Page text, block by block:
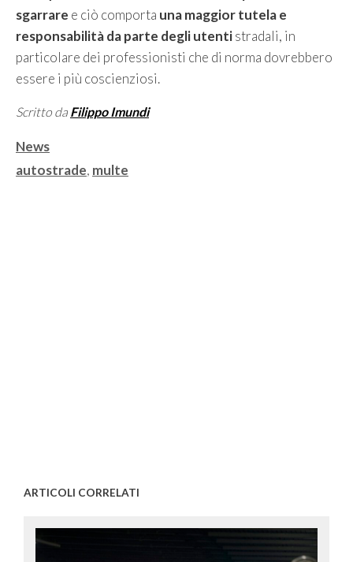
sgarrare e ciò comporta una maggior tutela e
responsabilità da parte degli utentistradali, in
particolare dei professionisti che di norma dovrebbero
essere i più coscienziosi.
Scritto da Filippo Imundi
Categorie
News
Tag
autostrade, multe
ARTICOLI CORRELATI